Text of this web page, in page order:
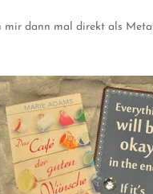
dann mal direkt als